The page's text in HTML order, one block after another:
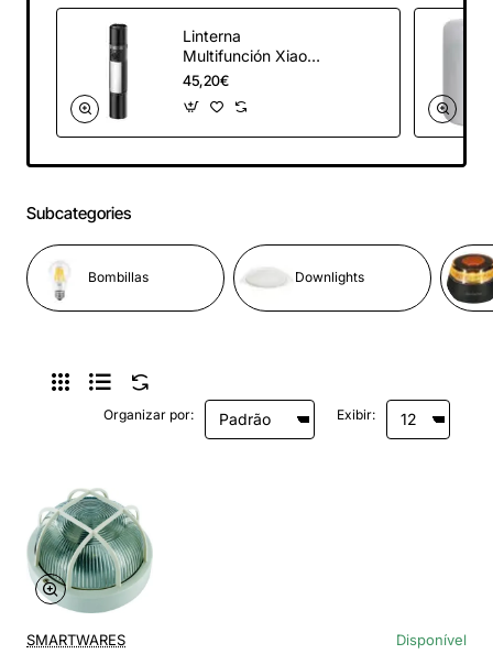
Linterna
Multifunción Xiaomi
Multi-function
Flashlight/ Batería
9h
45,20€
Subcategories
Bombillas Downlights
Organizar por: Exibir:
SMARTWARES Disponível